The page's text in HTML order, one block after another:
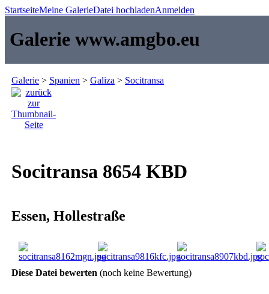
StartseiteMeine GalerieDatei hochladenAnmelden
Galerie www.amgbo.eu
Galerie > Spanien > Galiza > Socitransa
Socitransa 8654 KBD
Essen, Hollestraße
Diese Datei bewerten (noch keine Bewertung)